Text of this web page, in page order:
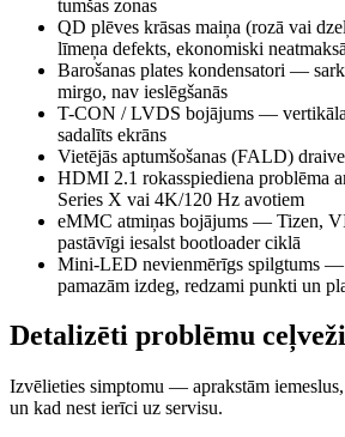
tumšas zonas
QD plēves krāsas maiņa (rozā vai
līmeņa defekts, ekonomiski
Barošanas plates kondensatori —
mirgo, nav ieslēgšanās
T-CON / LVDS bojājums —
sadalīts ekrāns
Vietējās aptumšošanas (FALD)
HDMI 2.1 rokasspiediena problēma
Series X vai 4K/120 Hz avotiem
eMMC atmiņas bojājums — Tizen,
pastāvīgi iesalst bootloader ciklā
Mini-LED nevienmērīgs spilgtums —
pamazām izdeg, redzami punkti un
Detalizēti problēmu ceļveži
Izvēlieties simptomu — aprakstām
un kad nest ierīci uz servisu.